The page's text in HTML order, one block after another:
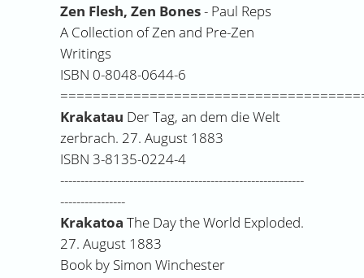
Zen Flesh, Zen Bones- Paul Reps
A Collection of Zen and Pre-Zen
Writings
ISBN 0-8048-0644-6
Krakatau Der Tag, an dem die Welt
zerbrach. 27. August 1883
ISBN 3-8135-0224-4
------------------------------------------------------------
----------------
Krakatoa The Day the World Exploded.
27. August 1883
Book by Simon Winchester